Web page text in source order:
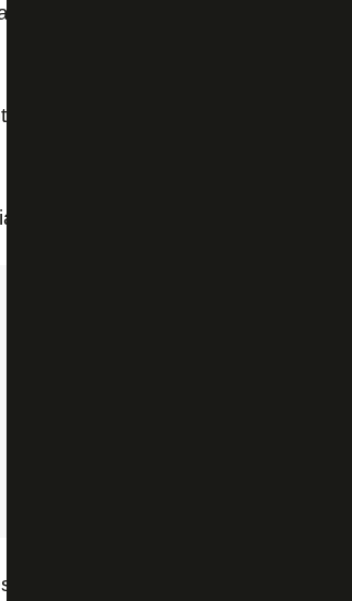
noite desse quinta-feira (11/06) com
para derrubar
por troca com o Botafogo de
do Botafogo e Montenegro e